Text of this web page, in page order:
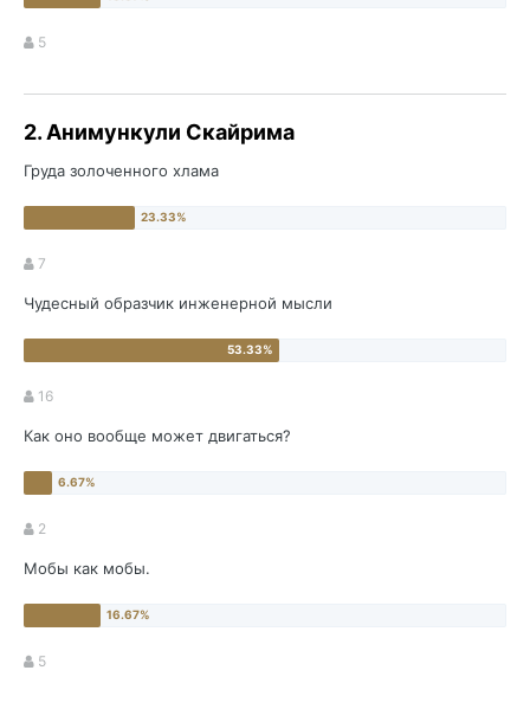
5
2. Анимункули Скайрима
Груда золоченного хлама
7
Чудесный образчик инженерной мысли
16
Как оно вообще может двигаться?
2
Мобы как мобы.
5